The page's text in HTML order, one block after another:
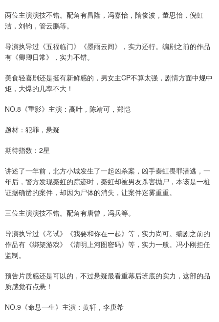
两位主演演技不错。配角有昌隆，冯嘉怡，隋俊波，董思怡，倪虹
洁，刘钧，管云鹏等。
导演执导过《五福临门》《墨雨云间》，实力还行。编剧之前的作品
有《卿卿日常》，实力不错。
美食轻喜剧还是挺有新鲜感的，男女主CP不算太强，剧情方面中规中
矩，大爆的几率不大！
NO.8《重影》主演：高叶，陈靖可，郑恺
题材：犯罪，悬疑
期待指数：2星
讲述了一年前，北方小城发生了一起凶杀案，凶手秦虹畏罪潜逃，一
年后，警方发现秦虹的踪迹时，秦虹却被男友杀害抛尸，本该是一桩
证据确凿的案件，却因为尸体的消失，让案件迷雾重重。
三位主演演技不错。配角有唐曾，冯兵等。
导演执导过《考试》《我要和你在一起》等，实力尚可。编剧之前的
作品有《绑架游戏》《清明上河图密码》等，实力一般。冯小刚担任
监制。
预告片质感还是可以的，不过悬疑最看重幕后班底的实力，这部的品
质感觉有点悬！
NO.9《命悬一生》主演：黄轩，李庚希